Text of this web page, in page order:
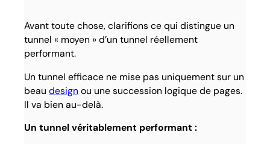
Avant toute chose, clarifions ce qui distingue un
tunnel « moyen » d’un tunnel réellement
performant.
Un tunnel efficace ne mise pas uniquement sur un
beaudesign ou une succession logique de pages.
Il va bien au-delà.
Un tunnel véritablement performant :